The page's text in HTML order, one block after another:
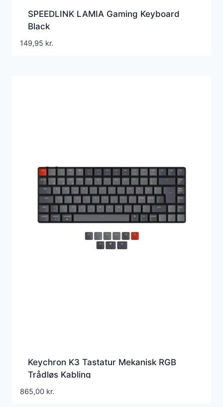
SPEEDLINK LAMIA Gaming Keyboard
Black
149,95 kr.
Keychron K3 Tastatur Mekanisk RGB
Trådløs Kabling
865,00 kr.